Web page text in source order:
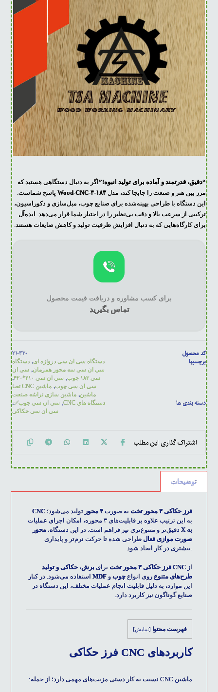
“دقیق، قدرتمند و آماده برای تولید انبوه!”اگر به دنبال دستگاهی هستید که
مرز بین هنر و صنعت را جابجا کند، مدلWood-CNC-۴-۱۸۳ پاسخ شماست.
این دستگاه با طراحی بهینه‌شده برای صنایع چوب، مبل‌سازی و دکوراسیون،
ترکیبی از سرعت بالا و دقت بی‌نظیر را در اختیار شما قرار می‌دهد. ایده‌آل
برای کارگاه‌هایی که به دنبال افزایش ظرفیت تولید و کاهش ضایعات هستند.
برای کسب مشاوره و دریافت قیمت محصول
تماس بگیرید
کد محصول
۲۱۰۴۲۰
برچسبها
دستگاه سی ان سی دروازه ای, دستگاه
سی ان سی سه محور همزمان, سی ان
سی ۱۸۳ چوب
, سی ان سی ۲۱۰*۴۲۰ ,
سی ان سی چوب,
ماشین CNC تصا
ماشین, ماشین سازی تراشه صنعت
دسته بندی ها دستگاه های CNC , سی ان سی چوب✅,
سی ان سی حکاکی
توضیحات
CNC فرز حکاکی ۳ محور تخت به صورت۴ محور
تولید می‌شود؛
به این ترتیب علاوه بر قابلیت‌های ۳ محوره، امکان اجرای عملیات
دقیق‌تر و متنوع‌تری نیز فراهم است. در این دستگاه،محور X به
صورت موازی فعال طراحی شده تا حرکت نرم‌تر و پایداری
ازCNC فرز حکاکی ۳ محور تخت برای برش، حکاکی و تولید
طرح‌های متنوع روی انواعچوب وMDF استفاده می‌شود. در کنار
این موارد، به دلیل قابلیت انجام عملیات مختلف، این دستگاه در
صنایع گوناگون نیز کاربرد دارد.
فهرست محتوا [نمایش]
کاربردهای CNC فرز حکاکی
ماشین CNC نسبت به کار دستی مزیت‌های مهمی دارد؛ از جمله: